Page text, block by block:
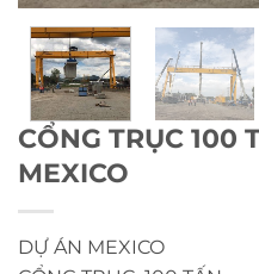
CỔNG TRỤC 100
MEXICO
DỰ ÁN MEXICO